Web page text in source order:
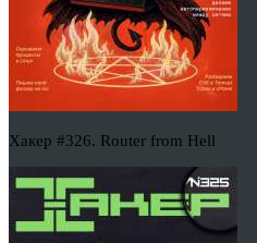
Хакер #326. Router from Hell